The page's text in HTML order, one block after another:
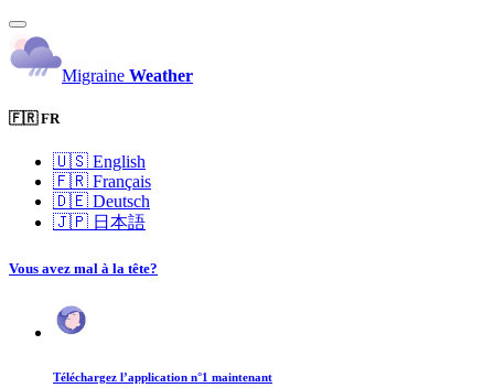
Migraine Weather
🇫🇷 FR
🇺🇸 English
🇫🇷 Français
🇩🇪 Deutsch
🇯🇵 日本語
Vous avez mal à la tête?
Téléchargez l’application n°1 maintenant